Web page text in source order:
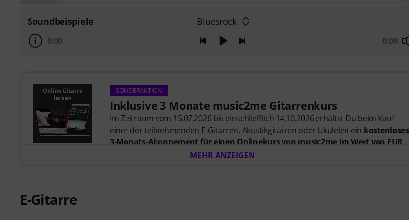
Soundbeispiele Bluesrock
0:00 0:00
SONDERAKTION
Inklusive 3 Monate music2me Gitarrenkurs
Im Zeitraum vom 15.07.2026 bis einschließlich 14.10.2026 erhältst Du beim Kauf
einer der teilnehmenden E-Gitarren, Akustikgitarren oder Ukulelen ein kostenloses
3-Monats-Abonnement für einen Onlinekurs von music2me im Wert von EUR
. Nach dem Versand deiner Bestellung bekommst du den Freischaltcode
MEHR ANZEIGEN
E-Gitarre